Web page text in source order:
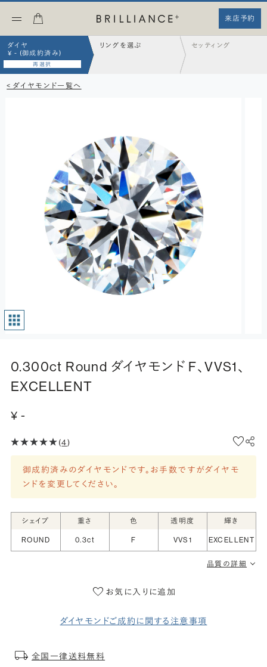
来店予約
ダイヤ
¥ - (御成約済み)
再選択
リングを選ぶ セッティング
< ダイヤモンド一覧へ
0.300ct Round ダイヤモンド F、VVS1、
EXCELLENT
¥ -
(4)
御成約済みのダイヤモンドです。お手数ですがダイヤモ
ンドを変更してください。
シェイプ 重さ 色 透明度 輝き
ROUND 0.3ct F VVS1 EXCELLENT
品質の詳細
お気に入りに追加
ダイヤモンドご成約に関する注意事項
全国一律送料無料